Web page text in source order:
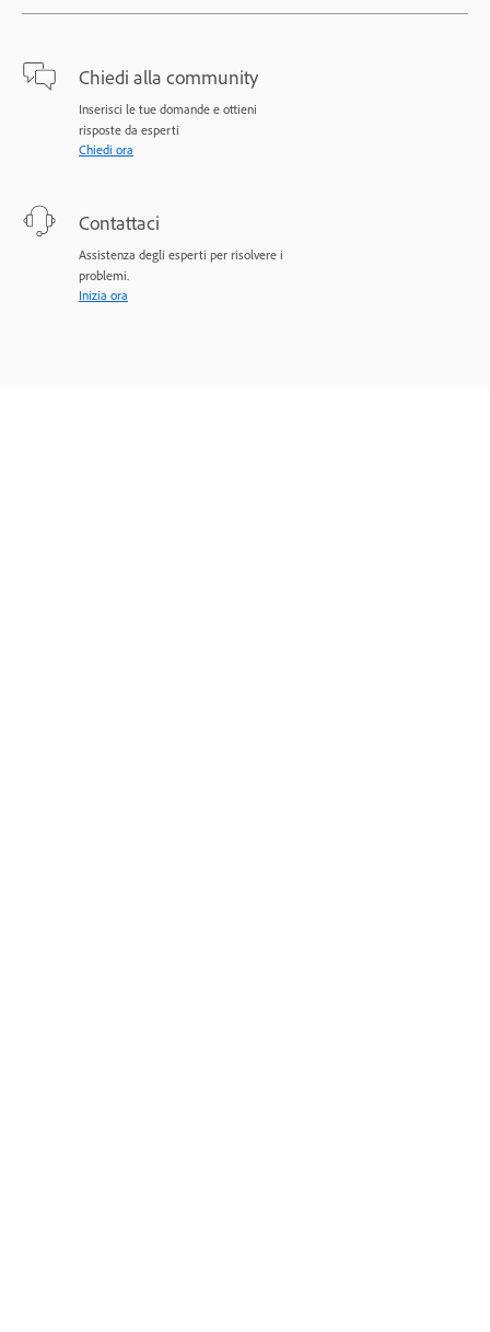
Chiedi alla community
Inserisci le tue domande e ottieni
risposte da esperti
Chiedi ora
Contattaci
Assistenza degli esperti per risolvere i
problemi.
Inizia ora